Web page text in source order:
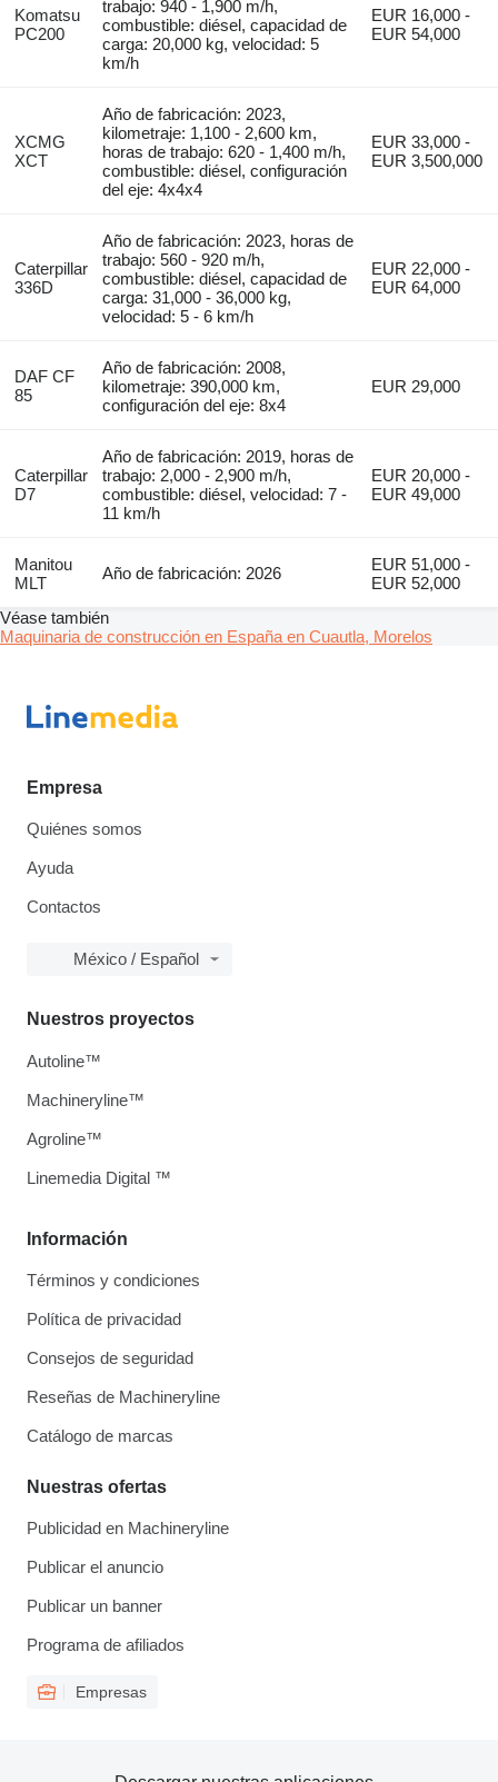
Komatsu
PC200
trabajo: 940 - 1,900 m/h,
combustible: diésel, capacidad de
carga: 20,000 kg, velocidad: 5
km/h
EUR 16,000 -
EUR 54,000
XCMG
XCT
Año de fabricación: 2023,
kilometraje: 1,100 - 2,600 km,
horas de trabajo: 620 - 1,400 m/h,
combustible: diésel, configuración
del eje: 4x4x4
EUR 33,000 -
EUR 3,500,000
Caterpillar
336D
Año de fabricación: 2023, horas de
trabajo: 560 - 920 m/h,
combustible: diésel, capacidad de
carga: 31,000 - 36,000 kg,
velocidad: 5 - 6 km/h
EUR 22,000 -
EUR 64,000
DAF CF
85
Año de fabricación: 2008,
kilometraje: 390,000 km,
configuración del eje: 8x4
EUR 29,000
Caterpillar
D7
Año de fabricación: 2019, horas de
trabajo: 2,000 - 2,900 m/h,
combustible: diésel, velocidad: 7 -
11 km/h
EUR 20,000 -
EUR 49,000
Manitou
MLT
Año de fabricación: 2026
EUR 51,000 -
EUR 52,000
Véase también
Maquinaria de construcción en España en Cuautla, Morelos
Empresa
Quiénes somos
Ayuda
Contactos
México / Español
Información
Términos y condiciones
Política de privacidad
Consejos de seguridad
Reseñas de Machineryline
Catálogo de marcas
Nuestras ofertas
Publicidad en Machineryline
Publicar el anuncio
Publicar un banner
Programa de afiliados
Empresas
Nuestros proyectos
Autoline™
Machineryline™
Agroline™
Linemedia Digital ™